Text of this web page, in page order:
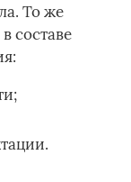
То же
составе